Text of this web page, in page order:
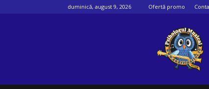
duminică, august 9, 2026 Ofertă promo